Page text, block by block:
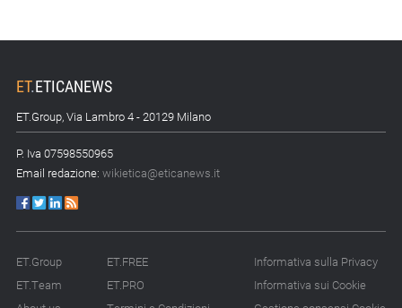
SRI: oltre 20
appuntamenti
ET.ETICANEWS
ET.Group, Via Lambro 4 - 20129 Milano
P. Iva 07598550965
Email redazione: wikietica@eticanews.it
ET.Group
ET.Team
ET.FREE
ET.PRO
Informativa sulla Privacy
Informativa sui Cookie